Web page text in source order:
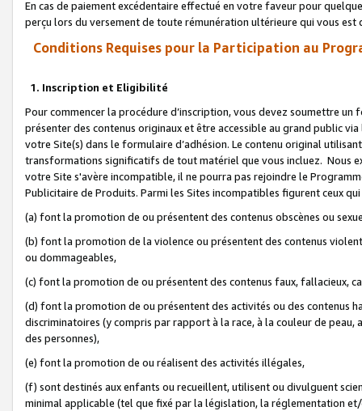
En cas de paiement excédentaire effectué en votre faveur pour
perçu lors du versement de toute rémunération ultérieure qui vous est
Conditions Requises pour la Participation au
1. Inscription et Eligibilité
Pour commencer la procédure d’inscription, vous devez soumettre
présenter des contenus originaux et être accessible au grand public
votre Site(s) dans le formulaire d’adhésion. Le contenu original
transformations significatifs de tout matériel que vous incluez. Nous
votre Site s'avère incompatible, il ne pourra pas rejoindre le
Publicitaire de Produits. Parmi les Sites incompatibles figurent ceux
(a) font la promotion de ou présentent des contenus obscènes ou
(b) font la promotion de la violence ou présentent des contenus
ou dommageables,
(c) font la promotion de ou présentent des contenus faux, fallacieux,
(d) font la promotion de ou présentent des activités ou des contenus
discriminatoires (y compris par rapport à la race, à la couleur de
des personnes),
(e) font la promotion de ou réalisent des activités illégales,
(f) sont destinés aux enfants ou recueillent, utilisent ou divulguent
minimal applicable (tel que fixé par la législation, la réglementation